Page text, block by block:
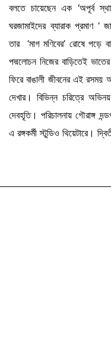
বলতে চায়েছেন এক ‘অপূর্ব
ঘরজামাইদের ব্যারাক প্রমাণ ‘
তার ‘মাগ মণিবের’ রোষে পড়ে
পদ্মলোচন নিজের বাড়িতেই
ফিরে বাঙালী জীবনের এই
দেখার। বিভিন্ন চরিত্রে
দেবহূতি। পরিচালনায় গৌরাঙ্গ
এ রঙ্গকর্মী স্টুডিও থিয়েটারে।